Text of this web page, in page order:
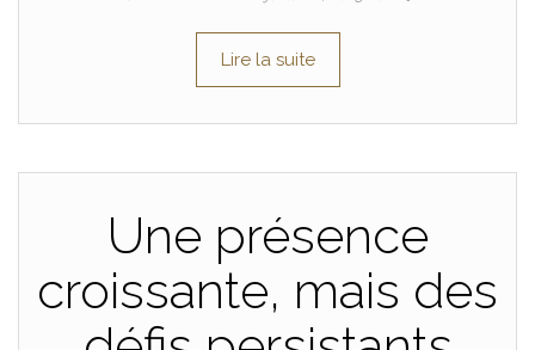
Lire la suite
Une présence
croissante, mais des